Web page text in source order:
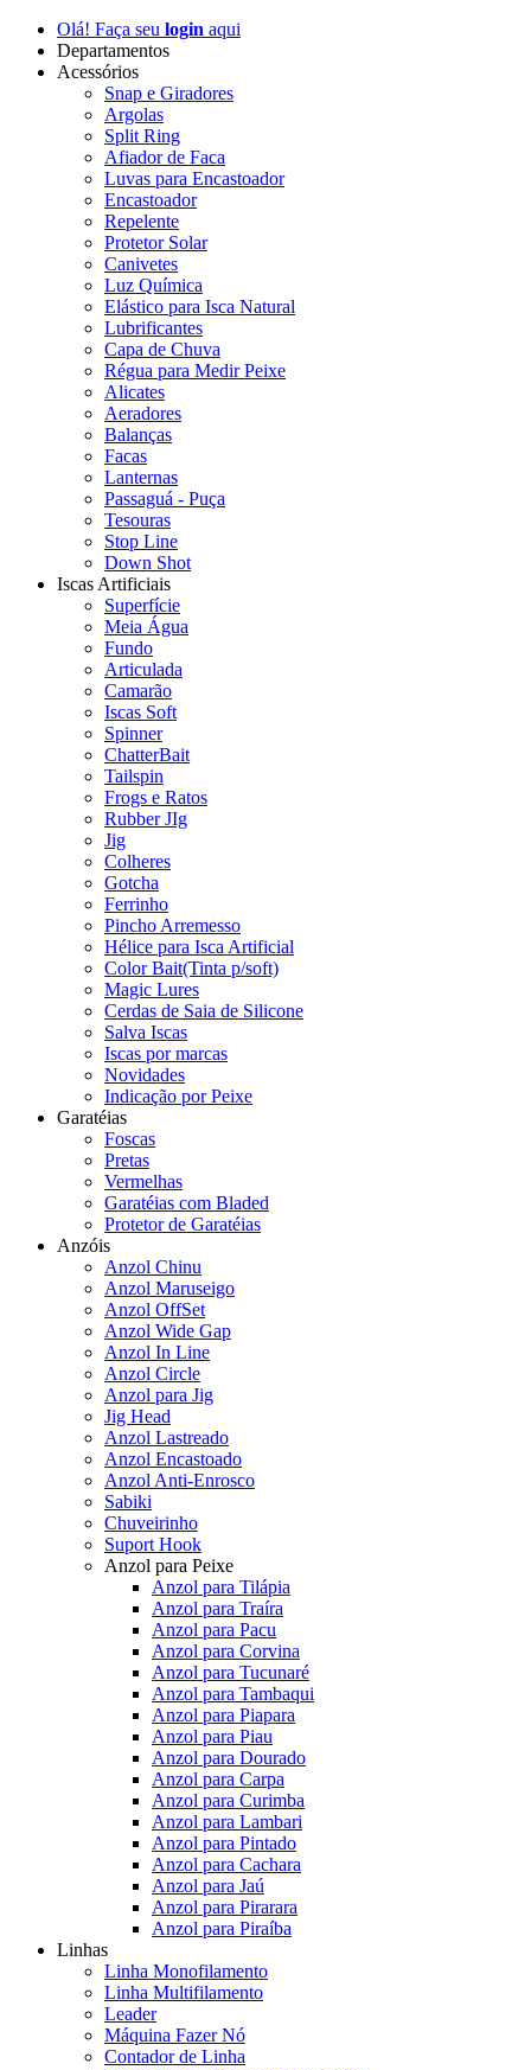
Olá! Faça seu login aqui
Departamentos
Acessórios
Snap e Giradores
Argolas
Split Ring
Afiador de Faca
Luvas para Encastoador
Encastoador
Repelente
Protetor Solar
Canivetes
Luz Química
Elástico para Isca Natural
Lubrificantes
Capa de Chuva
Régua para Medir Peixe
Alicates
Aeradores
Balanças
Facas
Lanternas
Passaguá - Puça
Tesouras
Stop Line
Down Shot
Iscas Artificiais
Superfície
Meia Água
Fundo
Articulada
Camarão
Iscas Soft
Spinner
ChatterBait
Tailspin
Frogs e Ratos
Rubber JIg
Jig
Colheres
Gotcha
Ferrinho
Pincho Arremesso
Hélice para Isca Artificial
Color Bait(Tinta p/soft)
Magic Lures
Cerdas de Saia de Silicone
Salva Iscas
Iscas por marcas
Novidades
Indicação por Peixe
Garatéias
Foscas
Pretas
Vermelhas
Garatéias com Bladed
Protetor de Garatéias
Anzóis
Anzol Chinu
Anzol Maruseigo
Anzol OffSet
Anzol Wide Gap
Anzol In Line
Anzol Circle
Anzol para Jig
Jig Head
Anzol Lastreado
Anzol Encastoado
Anzol Anti-Enrosco
Sabiki
Chuveirinho
Suport Hook
Anzol para Peixe
Anzol para Tilápia
Anzol para Traíra
Anzol para Pacu
Anzol para Corvina
Anzol para Tucunaré
Anzol para Tambaqui
Anzol para Piapara
Anzol para Piau
Anzol para Dourado
Anzol para Carpa
Anzol para Curimba
Anzol para Lambari
Anzol para Pintado
Anzol para Cachara
Anzol para Jaú
Anzol para Pirarara
Anzol para Piraíba
Linhas
Linha Monofilamento
Linha Multifilamento
Leader
Máquina Fazer Nó
Contador de Linha